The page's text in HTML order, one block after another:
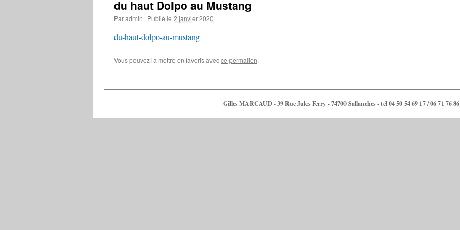
du haut Dolpo au Mustang
Paradmin | Publié le 2 janvier 2020
du-haut-dolpo-au-mustang
Vous pouvez la mettre en favoris avecce permalien.
Gilles MARCAUD - 39 Rue Jules Ferry - 74700 Sallanches - tél 04 50 54 69 17 / 06 71 76